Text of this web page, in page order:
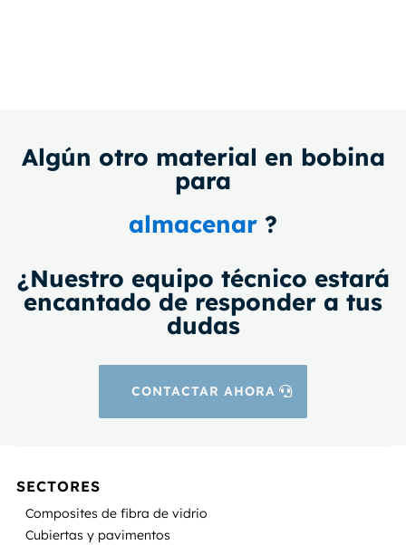
Algún otro material en bobina
para
almacenar ?
¿Nuestro equipo técnico estará
encantado de responder a tus
dudas
CONTACTAR AHORA
SECTORES
Composites de fibra de vidrio
Cubiertas y pavimentos